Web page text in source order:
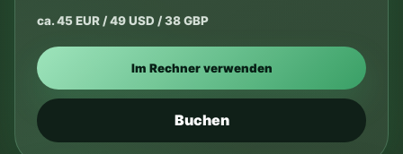
ca. 45 EUR / 49 USD / 38 GBP
Im Rechner verwenden
Buchen